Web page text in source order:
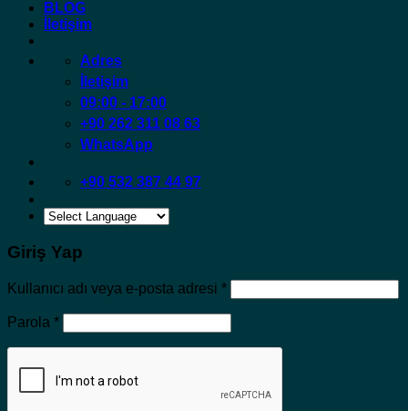
BLOG
İletişim
Adres
İletişim
09:00 - 17:00
+90 262 311 08 63
WhatsApp
+90 532 387 44 97
Giriş Yap
Kullanıcı adı veya e-posta adresi *Gerekli
Parola *Gerekli